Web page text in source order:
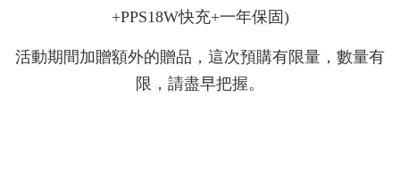
+PPS18W快充+一年保固)
活動期間加贈額外的贈品，這次預購有限量，數量有
限，請盡早把握。